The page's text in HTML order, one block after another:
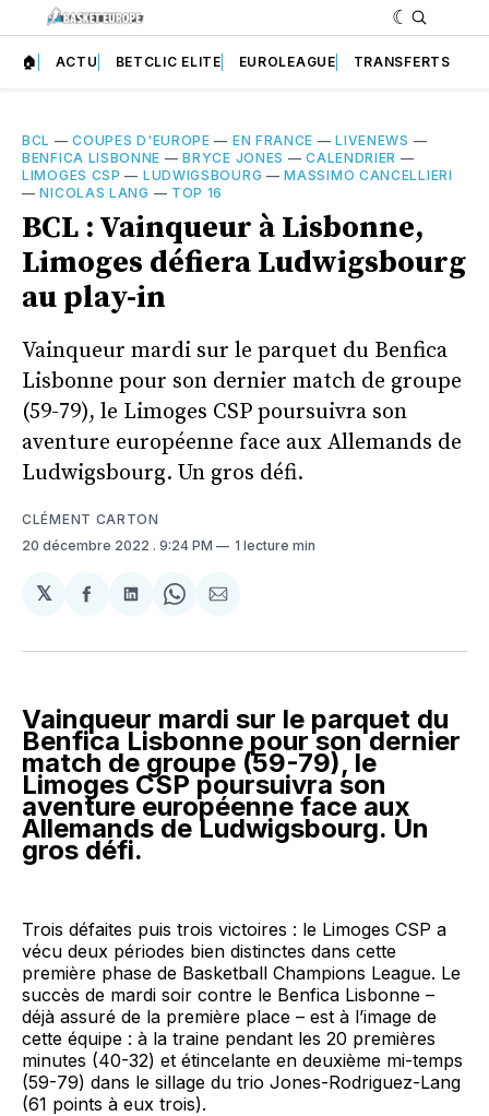
🏠 ACTU BETCLIC ELITE EUROLEAGUE TRANSFERTS
BCL —COUPES D'EUROPE — EN FRANCE —LIVENEWS —
BENFICA LISBONNE —BRYCE JONES —CALENDRIER —
LIMOGES CSP — LUDWIGSBOURG —MASSIMO CANCELLIERI
—NICOLAS LANG — TOP 16
BCL : Vainqueur à Lisbonne,
Limoges défiera Ludwigsbourg
au play-in
Vainqueur mardi sur le parquet du Benfica
Lisbonne pour son dernier match de groupe
(59-79), le Limoges CSP poursuivra son
aventure européenne face aux Allemands de
Ludwigsbourg. Un gros défi.
CLÉMENT CARTON
20 décembre 2022 . 9:24 PM 1 lecture min
𝕏
Partager
Facebook
Partager
LinkedIn
Share
WhatsApp
Partager
Courriel
Vainqueur mardi sur le parquet du
Benfica Lisbonne pour son dernier
match de groupe (59-79), le
Limoges CSP poursuivra son
aventure européenne face aux
Allemands de Ludwigsbourg. Un
gros défi.
Trois défaites puis trois victoires : le Limoges CSP a
vécu deux périodes bien distinctes dans cette
première phase de Basketball Champions League. Le
succès de mardi soir contre le Benfica Lisbonne –
déjà assuré de la première place – est à l’image de
cette équipe : à la traine pendant les 20 premières
minutes (40-32) et étincelante en deuxième mi-temps
(59-79) dans le sillage du trio Jones-Rodriguez-Lang
(61 points à eux trois).